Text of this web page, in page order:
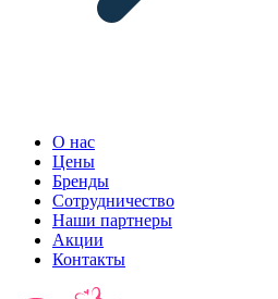
О нас
Цены
Бренды
Сотрудничество
Наши партнеры
Акции
Контакты